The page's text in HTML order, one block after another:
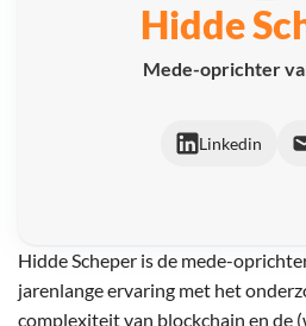
Hidde
Mede-oprichter
Linkedin
Hidde Scheper is de mede-
jarenlange ervaring met het
complexiteit van blockchain en de